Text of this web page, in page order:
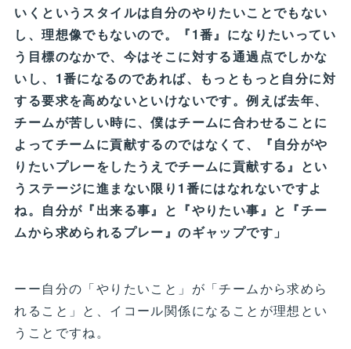
いくというスタイルは自分のやりたいことでもない
し、理想像でもないので。『1番』になりたいってい
う目標のなかで、今はそこに対する通過点でしかな
いし、1番になるのであれば、もっともっと自分に対
する要求を高めないといけないです。例えば去年、
チームが苦しい時に、僕はチームに合わせることに
よってチームに貢献するのではなくて、『自分がや
りたいプレーをしたうえでチームに貢献する』とい
うステージに進まない限り1番にはなれないですよ
ね。自分が『出来る事』と『やりたい事』と『チー
ムから求められるプレー』のギャップです」
ーー自分の「やりたいこと」が「チームから求めら
れること」と、イコール関係になることが理想とい
うことですね。